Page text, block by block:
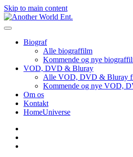
Skip to main content
Biograf
Alle biograffilm
Kommende og nye
VOD, DVD & Bluray
Alle VOD, DVD & Bluray
Kommende og nye VOD,
Om os
Kontakt
HomeUniverse